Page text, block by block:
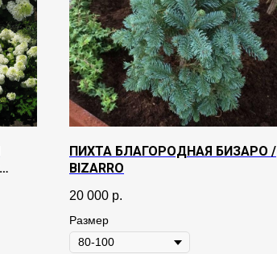
ПИХТА БЛАГОРОДНАЯ БИЗАРО /
BIZARRO
20 000 р.
Размер